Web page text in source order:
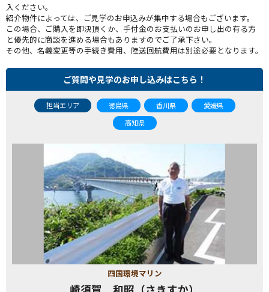
入ください。
紹介物件によっては、ご見学のお申込みが集中する場合もございます。
この場合、ご購入を即決頂くか、手付金のお支払いのお申し出の有る方
と優先的に商談を進める場合もありますのでご了承下さい。
その他、名義変更等の手続き費用、陸送回航費用は別途必要となります。
ご質問や見学のお申し込みはこちら！
担当エリア 徳島県 香川県
愛媛県
高知県
四国環境マリン